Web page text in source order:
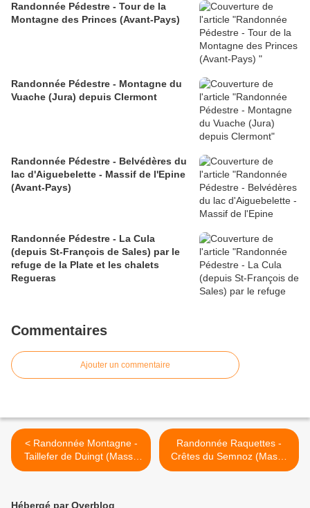
Randonnée Pédestre - Tour de la
Montagne des Princes (Avant-Pays)
Randonnée Pédestre - Montagne du
Vuache (Jura) depuis Clermont
Randonnée Pédestre - Belvédères du
lac d'Aiguebelette - Massif de l'Epine
(Avant-Pays)
Randonnée Pédestre - La Cula
(depuis St-François de Sales) par le
refuge de la Plate et les chalets
Regueras
Commentaires
Ajouter un commentaire
< Randonnée Montagne -
Taillefer de Duingt (Massif
des Bauges)
Randonnée Raquettes -
Crêtes du Semnoz (Massif
des Bauges) >
Hébergé par Overblog